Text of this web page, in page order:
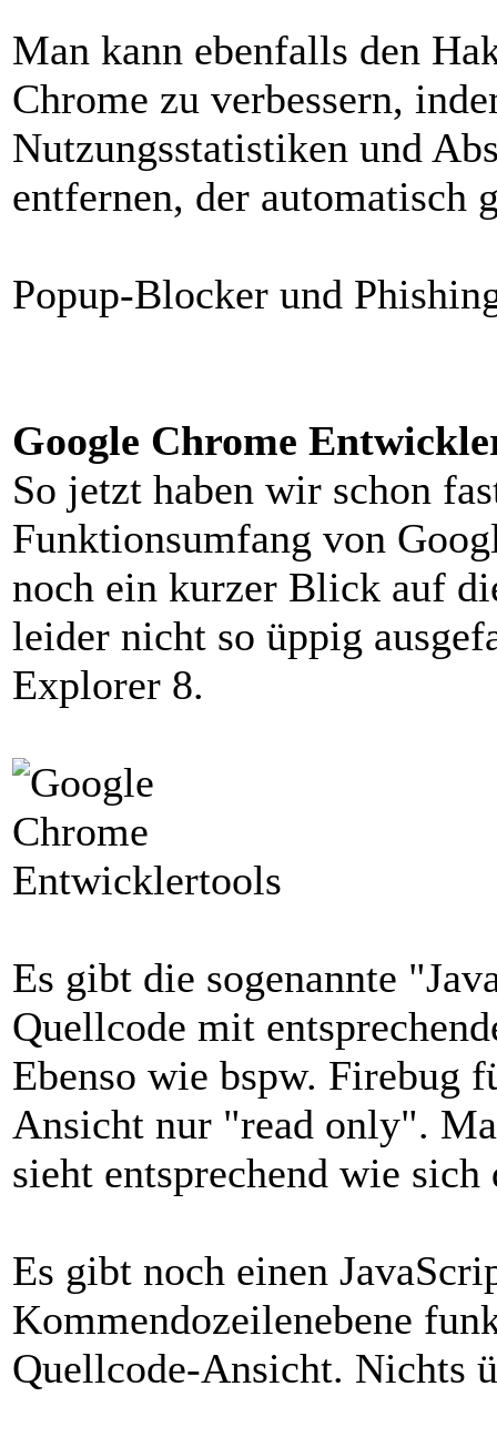
Man kann ebenfalls den
Chrome zu verbessern,
Nutzungsstatistiken und
entfernen, der automatisch
Popup-Blocker und
Google Chrome
So jetzt haben wir schon
Funktionsumfang von
noch ein kurzer Blick auf
leider nicht so üppig
Explorer 8.
Es gibt die sogenannte
Quellcode mit
Ebenso wie bspw. Firebug
Ansicht nur "read only".
sieht entsprechend wie
Es gibt noch einen
Kommendozeilenebene
Quellcode-Ansicht. Nichts